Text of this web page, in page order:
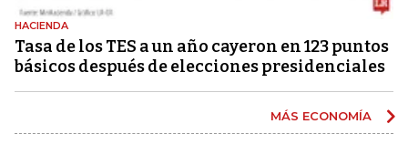
HACIENDA
Tasa de los TES a un año cayeron en 123 puntos
básicos después de elecciones presidenciales
MÁS ECONOMÍA